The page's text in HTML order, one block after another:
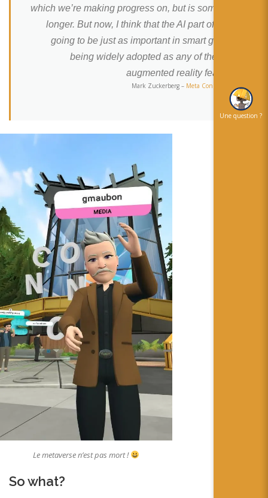
which we’re making progress on, but is somewhat
longer. But now, I think that the AI part of this is
going to be just as important in smart glasses
being widely adopted as any of the other
augmented reality features.
Mark Zuckerberg – Meta Connect 2023
Le metaverse n’est pas mort !
So what?
Une question ?